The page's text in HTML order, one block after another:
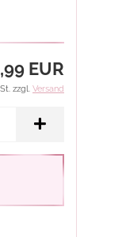
EUR
zzgl. Versand